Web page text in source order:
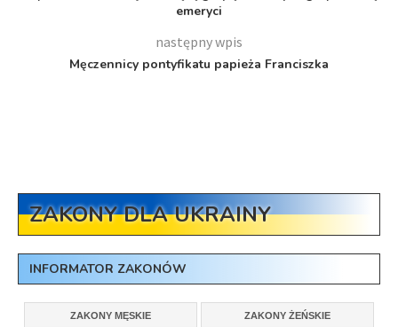
emeryci
następny wpis
Męczennicy pontyfikatu papieża Franciszka
ZAKONY DLA UKRAINY
INFORMATOR ZAKONÓW
ZAKONY MĘSKIE ZAKONY ŻEŃSKIE